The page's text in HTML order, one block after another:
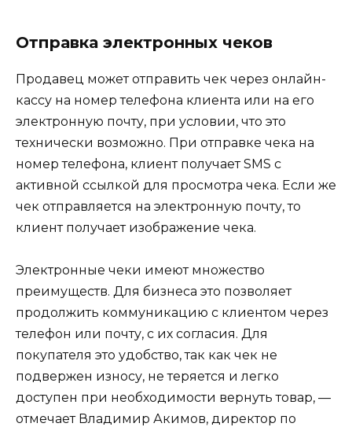
Отправка электронных чеков
Продавец может отправить чек через онлайн-
кассу на номер телефона клиента или на его
электронную почту, при условии, что это
технически возможно. При отправке чека на
номер телефона, клиент получает SMS с
активной ссылкой для просмотра чека. Если же
чек отправляется на электронную почту, то
клиент получает изображение чека.
Электронные чеки имеют множество
преимуществ. Для бизнеса это позволяет
продолжить коммуникацию с клиентом через
телефон или почту, с их согласия. Для
покупателя это удобство, так как чек не
подвержен износу, не теряется и легко
доступен при необходимости вернуть товар, —
отмечает Владимир Акимов, директор по